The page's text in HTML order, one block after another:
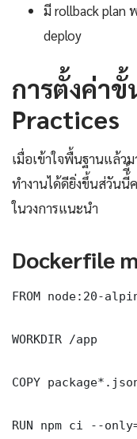
มี rollback plan
deploy
การตั้งค่าขั้
Practices
เมื่อเข้าใจพื้นฐานแล้ว
ทำงานได้ดียิ่งขึ้นส่วันนี้ี้
ในวงการแนะนำ
Dockerfile
FROM node:20-
WORKDIR /app
COPY
RUN npm ci --